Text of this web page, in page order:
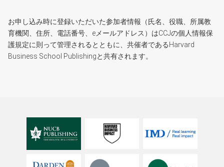
お申し込み時に登録いただいた参加者情報（氏名、役職、所属教
育機関、住所、電話番号、eメールアドレス）はCCJの個人情報保
護規定に則って管理されるとともに、共催者であるHarvard
Business School Publishingと共有されます。